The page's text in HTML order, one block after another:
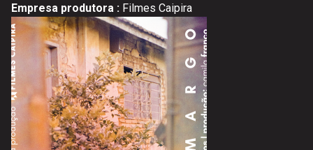
Empresa produtora : Filmes Caipira